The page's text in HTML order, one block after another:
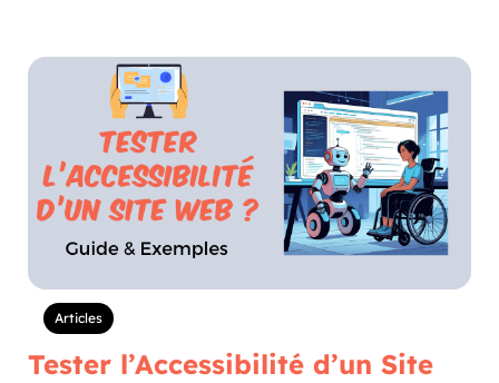
Articles
Tester l’Accessibilité d’un Site